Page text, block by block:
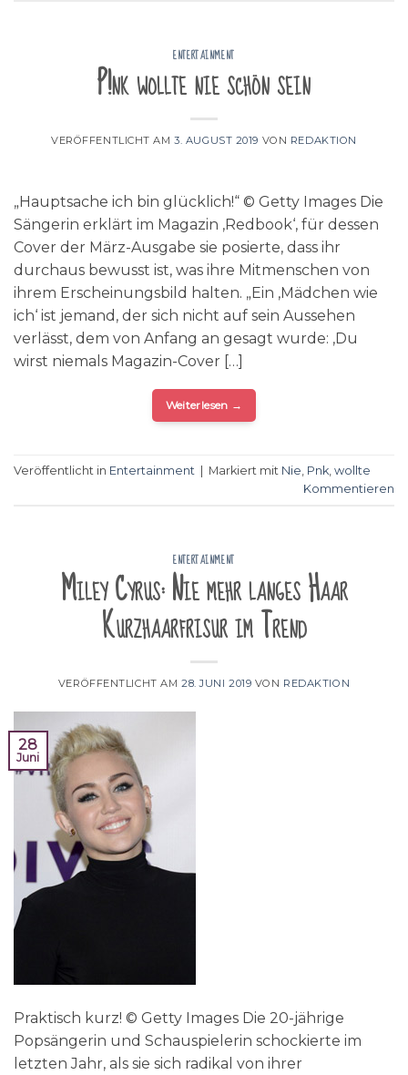
ENTERTAINMENT
P!nk wollte nie schön sein
VERÖFFENTLICHT AM3. AUGUST 2019 VON REDAKTION
„Hauptsache ich bin glücklich!“ © Getty Images Die
Sängerin erklärt im Magazin ‚Redbook‘, für dessen
Cover der März-Ausgabe sie posierte, dass ihr
durchaus bewusst ist, was ihre Mitmenschen von
ihrem Erscheinungsbild halten. „Ein ‚Mädchen wie
ich‘ ist jemand, der sich nicht auf sein Aussehen
verlässt, dem von Anfang an gesagt wurde: ‚Du
wirst niemals Magazin-Cover […]
Weiterlesen →
Veröffentlicht in Entertainment | Markiert mit Nie Pnk wollte
Kommentieren
ENTERTAINMENT
Miley Cyrus: Nie mehr langes Haar
Kurzhaarfrisur im Trend
VERÖFFENTLICHT AM 28. JUNI 2019 VON REDAKTION
28
Juni
Praktisch kurz! © Getty Images Die 20-jährige
Popsängerin und Schauspielerin schockierte im
letzten Jahr, als sie sich radikal von ihrer